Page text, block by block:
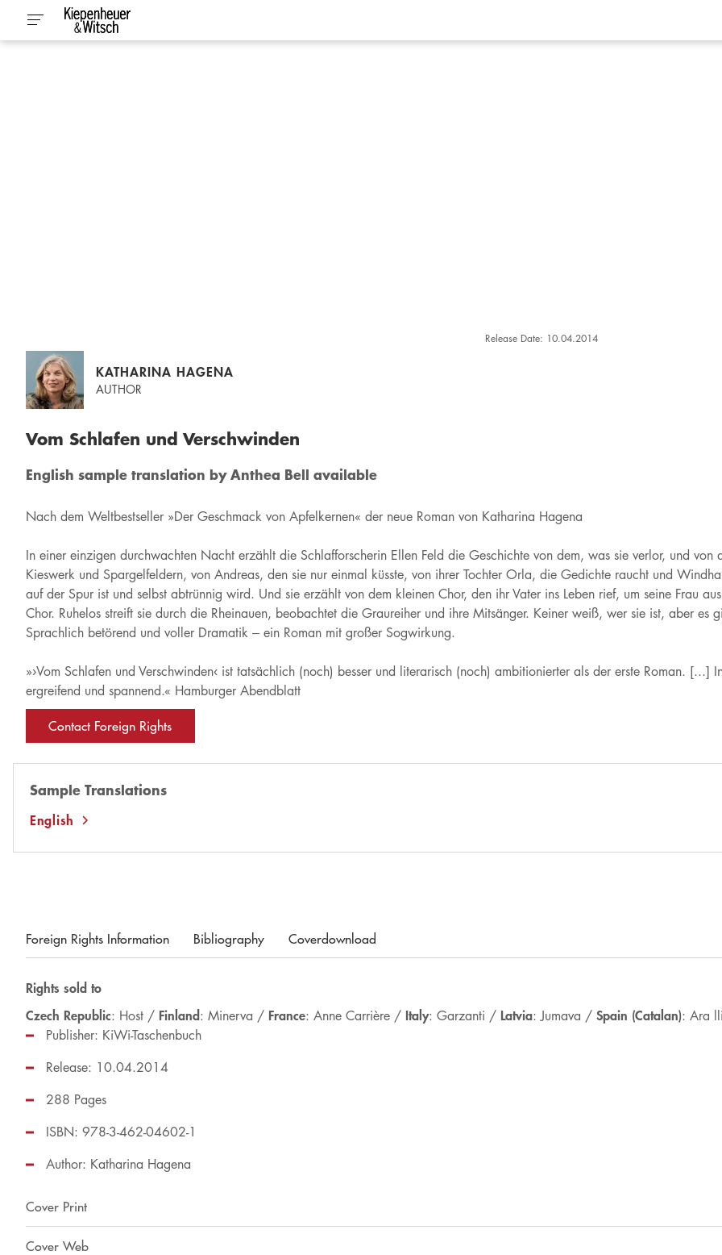
Release Date: 10.04.2014
KATHARINA HAGENA
AUTHOR
Vom Schlafen und Verschwinden
English sample translation by Anthea Bell available
Nach dem Weltbestseller »Der Geschmack von Apfelkernen« der neue Roman von Katharina Hagena
In einer einzigen durchwachten Nacht erzählt die Schlafforscherin Ellen Feld die Geschichte von dem, was sie verlor, und
Kieswerk und Spargelfeldern, von Andreas, den sie nur einmal küsste, von ihrer Tochter Orla, die Gedichte raucht und
auf der Spur ist und selbst abtrünnig wird. Und sie erzählt von dem kleinen Chor, den ihr Vater ins Leben rief, um seine Frau
Chor. Ruhelos streift sie durch die Rheinauen, beobachtet die Graureiher und ihre Mitsänger. Keiner weiß, wer sie ist, aber
Sprachlich betörend und voller Dramatik – ein Roman mit großer Sogwirkung.
»›Vom Schlafen und Verschwinden‹ ist tatsächlich (noch) besser und literarisch (noch) ambitionierter als der erste Roman.
ergreifend und spannend.« Hamburger Abendblatt
Contact Foreign Rights
Sample Translations
English
Foreign Rights Information Bibliography Coverdownload
Rights sold to
Czech Republic: Host / Finland: Minerva / France: Anne Carrière / Italy: Garzanti / Latvia: Jumava / Spain (Catalan): Ara
Publisher: KiWi-Taschenbuch
Release: 10.04.2014
ISBN: 978-3-462-04602-1
288 Pages
Author: Katharina Hagena
Cover Print
Cover Web